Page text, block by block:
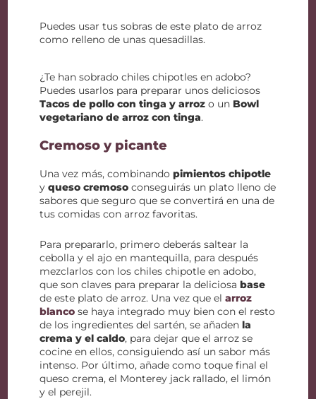
Puedes usar tus sobras de este plato de arroz
como relleno de unas quesadillas.
¿Te han sobrado chiles chipotles en adobo?
Puedes usarlos para preparar unos deliciosos
Tacos de pollo con tinga y arroz o un Bowl
vegetariano de arroz con tinga.
Cremoso y picante
Una vez más, combinandopimientos chipotle
yqueso cremoso conseguirás un plato lleno de
sabores que seguro que se convertirá en una de
tus comidas con arroz favoritas.
Para prepararlo, primero deberás saltear la
cebolla y el ajo en mantequilla, para después
mezclarlos con los chiles chipotle en adobo,
que son claves para preparar la deliciosabase
de este plato de arroz. Una vez que elarroz
blanco se haya integrado muy bien con el resto
de los ingredientes del sartén, se añadenla
crema y el caldo, para dejar que el arroz se
cocine en ellos, consiguiendo así un sabor más
intenso. Por último, añade como toque final el
queso crema, el Monterey jack rallado, el limón
y el perejil.